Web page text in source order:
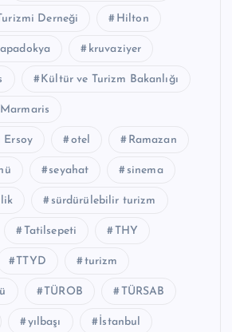
Derneği Hilton
kruvaziyer
Kültür ve Turizm Bakanlığı
Marmaris
Ersoy otel Ramazan
seyahat sinema
sürdürülebilir turizm
Tatilsepeti THY
TTYD turizm
TÜROB TÜRSAB
yılbaşı İstanbul